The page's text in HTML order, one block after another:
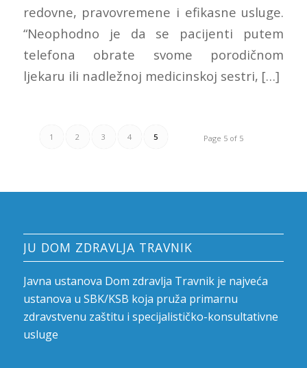
redovne, pravovremene i efikasne usluge.
“Neophodno je da se pacijenti putem
telefona obrate svome porodičnom
ljekaru ili nadležnoj medicinskoj sestri, […]
Page 5 of 5
1 2 3 4 5
JU DOM ZDRAVLJA TRAVNIK
Javna ustanova Dom zdravlja Travnik je najveća
ustanova u SBK/KSB koja pruža primarnu
zdravstvenu zaštitu i specijalističko-konsultativne
usluge